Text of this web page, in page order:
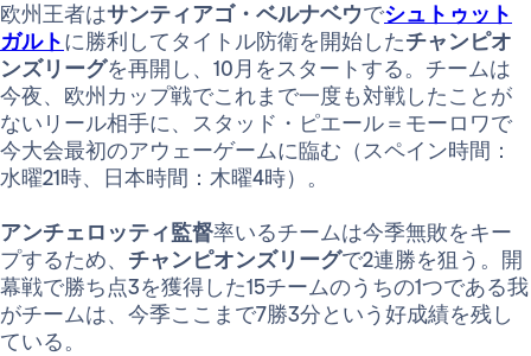
欧州王者はサンティアゴ・ベルナベウでシュトゥット
ガルトに勝利してタイトル防衛を開始したチャンピオ
ンズリーグを再開し、10月をスタートする。チームは
今夜、欧州カップ戦でこれまで一度も対戦したことが
ないリール相手に、スタッド・ピエール＝モーロワで
今大会最初のアウェーゲームに臨む（スペイン時間：
水曜21時、日本時間：木曜4時）。
アンチェロッティ監督率いるチームは今季無敗をキー
プするため、 チャンピオンズリーグで2連勝を狙う。開
幕戦で勝ち点3を獲得した15チームのうちの1つである我
がチームは、今季ここまで7勝3分という好成績を残し
ている。